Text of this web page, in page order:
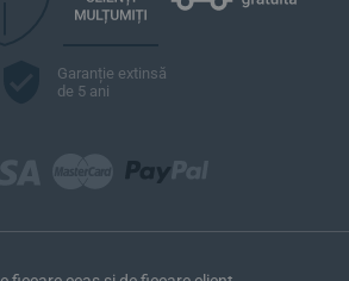
Garanție extinsă
de 5 ani